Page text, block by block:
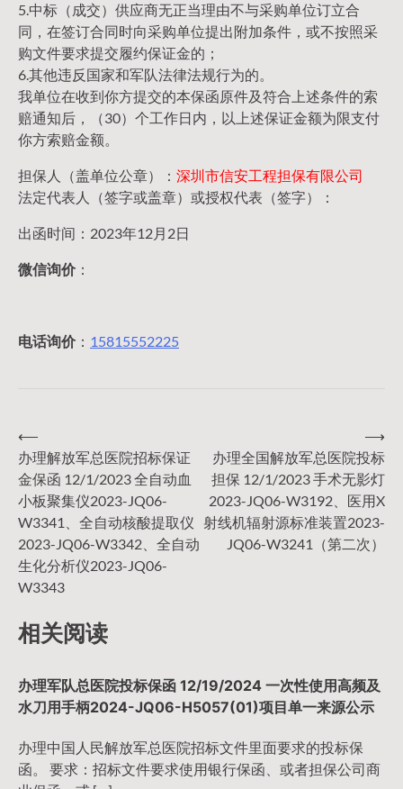
5.中标（成交）供应商无正当理由不与采购单位订立合
同，在签订合同时向采购单位提出附加条件，或不按照采
购文件要求提交履约保证金的；
6.其他违反国家和军队法律法规行为的。
我单位在收到你方提交的本保函原件及符合上述条件的索
赔通知后，（30）个工作日内，以上述保证金额为限支付
你方索赔金额。
担保人（盖单位公章）： 深圳市信安工程担保有限公司
法定代表人（签字或盖章）或授权代表（签字）：
出函时间：2023年12月2日
微信询价：
电话询价： 15815552225
文
章
导
航
⟵
办理解放军总医院招标保证
金保函 12/1/2023 全自动血
小板聚集仪2023-JQ06-
W3341、全自动核酸提取仪
2023-JQ06-W3342、全自动
生化分析仪2023-JQ06-
W3343
办理全国解放军总医院投标
担保 12/1/2023 手术无影灯
2023-JQ06-W3192、医用X
射线机辐射源标准装置2023-
JQ06-W3241（第二次）
⟶
相关阅读
办理军队总医院投标保函 12/19/2024 一次性使用高频及
水刀用手柄2024-JQ06-H5057(01)项目单一来源公示
办理中国人民解放军总医院招标文件里面要求的投标保
函。 要求：招标文件要求使用银行保函、或者担保公司商